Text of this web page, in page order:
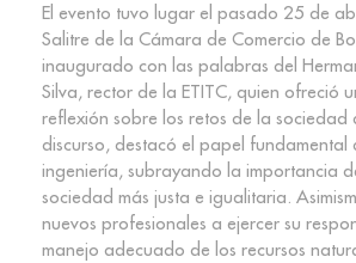
El evento tuvo lugar el pasado 25 de
Salitre de la Cámara de Comercio de
inaugurado con las palabras del
Silva, rector de la ETITC, quien ofreció
reflexión sobre los retos de la sociedad
discurso, destacó el papel fundamental
ingeniería, subrayando la importancia
sociedad más justa e igualitaria.
nuevos profesionales a ejercer su
manejo adecuado de los recursos